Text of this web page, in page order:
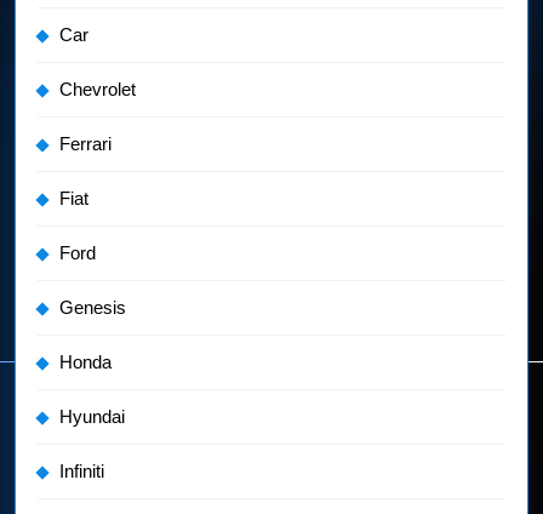
Car
Chevrolet
Ferrari
Fiat
Ford
Genesis
Honda
Hyundai
Infiniti